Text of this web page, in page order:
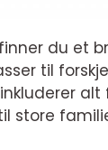
finner du et
til
store